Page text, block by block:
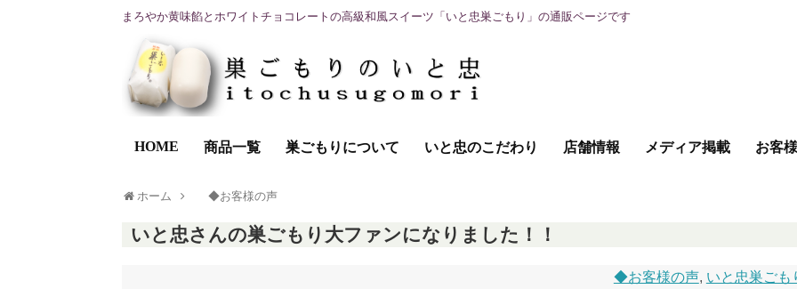
まろやか黄味餡とホワイトチョコレートの高級和風スイーツ「いと忠巣ごもり」の通販ページです
HOME 商品一覧 巣ごもりについて いと忠のこだわり 店舗情報 メディア掲載 お客
ホーム ◆お客様の声
いと忠さんの巣ごもり大ファンになりました！！
◆お客様の声, いと忠巣ごも